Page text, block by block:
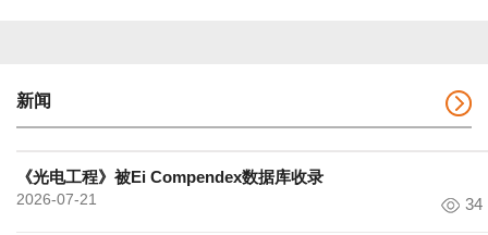
新闻
《光电工程》被Ei Compendex数据库收录
2026-07-21 34